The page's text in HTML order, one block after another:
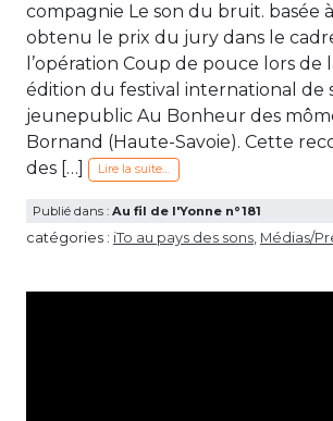
compagnie Le son du bruit. basée à
obtenu le prix du jury dans le
l’opération Coup de pouce lors de
édition du festival international de
jeunepublic Au Bonheur des
Bornand (Haute-Savoie). Cette
des […]
Lire la suite…
Publié dans : Au fil de l'Yonne n°181
catégories : iTo au pays des sons, Médias/